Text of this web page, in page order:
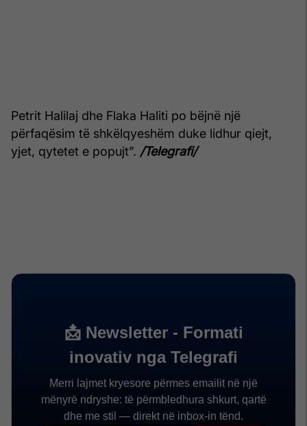
Petrit Halilaj dhe Flaka Haliti po bëjnë një
përfaqësim të shkëlqyeshëm duke lidhur qiejt,
yjet, qytetet e popujt”. /Telegrafi/